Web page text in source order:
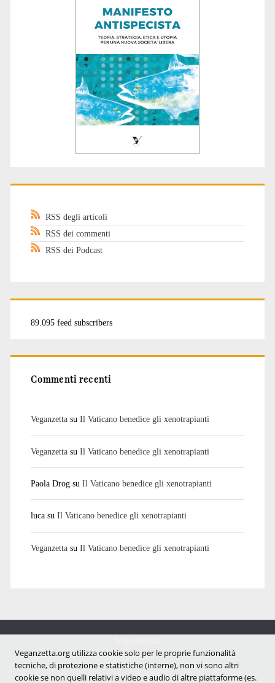
RSS degli articoli
RSS dei commenti
RSS dei Podcast
89.095 feed subscribers
Commenti recenti
Veganzettasu Il Vaticano benedice gli xenotrapianti
Veganzettasu Il Vaticano benedice gli xenotrapianti
Paola Drogsu Il Vaticano benedice gli xenotrapianti
lucasu Il Vaticano benedice gli xenotrapianti
Veganzettasu Il Vaticano benedice gli xenotrapianti
Notizie dal mondo vegan e antispecista
Veganzetta.org utilizza cookie solo per le proprie funzionalità
tecniche, di protezione e statistiche (interne), non vi sono altri
cookie se non quelli relativi a video e audio di altre piattaforme (es.